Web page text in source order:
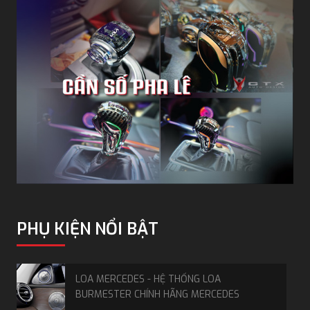
Cửa hít Lexus
Những khó khăn thường gặp với cửa
xe nguyên bản
Với thiết kế nguyên bản của xe Lexus thường sẽ gặp
nhiều hạn chế khi đóng cửa xe để đảm bảo an toàn. Chủ
xe và những hành khách trên xe có thể gặp những rắc
Dễ bị kẹp tay hoặc chân khi lên xuống xe, đặc biệt là
với trẻ nhỏ.
Cửa tự mở động ngột khi di chuyển sẽ gây nguy
hiểm cho những người tham gia giao thông.
Phải tốn nhiều sức lực để đóng cửa chặt, việc này sẽ
PHỤ KIỆN NỔI BẬT
LOA MERCEDES - HỆ THỐNG LOA
BURMESTER CHÍNH HÃNG MERCEDES